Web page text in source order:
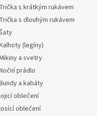
Trička s krátkým rukávem
Trička s dlouhým rukávem
(legíny)
a svetry
prádlo
a kabáty
oblečení
oblečení